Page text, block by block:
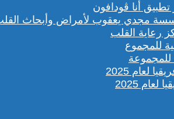
أنا ڤودافون
رعاية القلب
للمجموعة